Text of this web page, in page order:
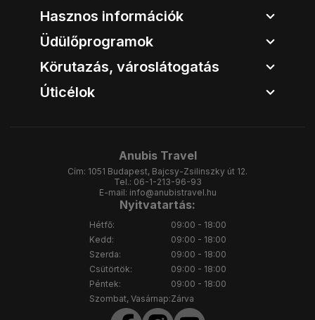
Hasznos információk
Üdülőprogramok
Körutazás, városlátogatás
Úticélok
Anubis Travel
Cím: 1051 Budapest, Bajcsy-Zsilinszky út 12.
Tel.: 06-1-213-96-93
E-mail: info@anubistravel.hu
Nyitvatartás:
Hétfő:
Kedd:
Szerda:
Csütörtök:
Péntek:
Szombat, Vasárnap:
09:00 - 18:00
09:00 - 18:00
09:00 - 18:00
09:00 - 18:00
09:00 - 18:00
Zárva